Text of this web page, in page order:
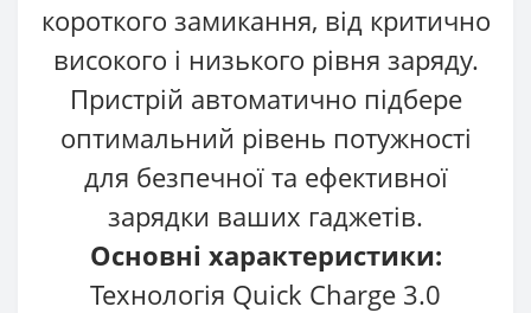
короткого замикання, від критично
високого і низького рівня заряду.
Пристрій автоматично підбере
оптимальний рівень потужності
для безпечної та ефективної
зарядки ваших гаджетів.
Основні характеристики:
Технологія Quick Charge 3.0